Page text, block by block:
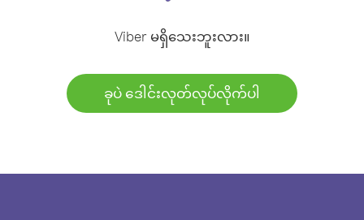
Viber မရှိသေးဘူးလား။
ခုပဲ ဒေါင်းလုတ်လုပ်လိုက်ပါ